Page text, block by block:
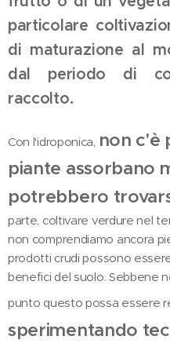
particolare
di maturazione al
dal periodo di
raccolto.
Con l'idroponica, non c'è
piante assorbano
potrebbero
parte, coltivare verdure nel
non comprendiamo ancora
prodotti crudi possono
benefici del suolo. Sebbene
punto questo possa essere
sperimentando